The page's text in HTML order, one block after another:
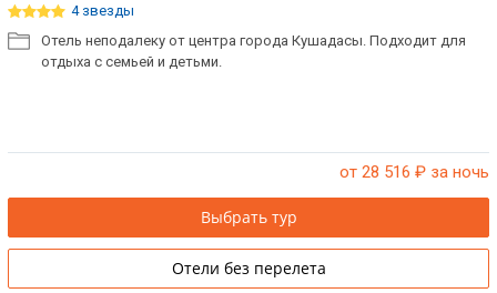
4 звезды
Отель неподалеку от центра города Кушадасы. Подходит для
отдыха с семьей и детьми.
от 28 516 ₽ за ночь
Выбрать тур
Отели без перелета